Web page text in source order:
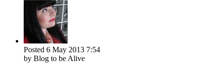
Posted 6 May 2013 7:54
by Blog to be Alive